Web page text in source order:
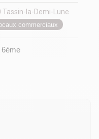
Tassin-la-Demi-Lune
commerciaux